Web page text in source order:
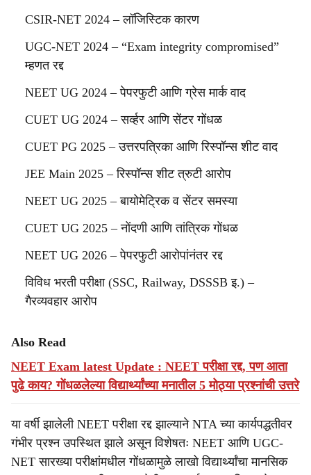
CSIR-NET 2024 – लॉजिस्टिक कारण
UGC-NET 2024 – “Exam integrity compromised”
म्हणत रद्द
NEET UG 2024 – पेपरफुटी आणि ग्रेस मार्क वाद
CUET UG 2024 – सर्व्हर आणि सेंटर गोंधळ
CUET PG 2025 – उत्तरपत्रिका आणि रिस्पॉन्स शीट वाद
JEE Main 2025 – रिस्पॉन्स शीट त्रुटी आरोप
NEET UG 2025 – बायोमेट्रिक व सेंटर समस्या
CUET UG 2025 – नोंदणी आणि तांत्रिक गोंधळ
NEET UG 2026 – पेपरफुटी आरोपांनंतर रद्द
विविध भरती परीक्षा (SSC, Railway, DSSSB इ.) –
गैरव्यवहार आरोप
Also Read
NEET Exam latest Update : NEET परीक्षा रद्द, पण आता
पुढे काय? गोंधळलेल्या विद्यार्थ्यांच्या मनातील 5 मोठ्या प्रश्नांची उत्तरे
या वर्षी झालेली NEET परीक्षा रद्द झाल्याने NTA च्या कार्यपद्धतीवर
गंभीर प्रश्न उपस्थित झाले असून विशेषतः NEET आणि UGC-
NET सारख्या परीक्षांमधील गोंधळामुळे लाखो विद्यार्थ्यांचा मानसिक